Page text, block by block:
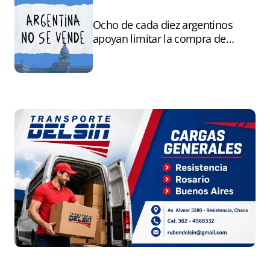
Ocho de cada diez argentinos
apoyan limitar la compra de